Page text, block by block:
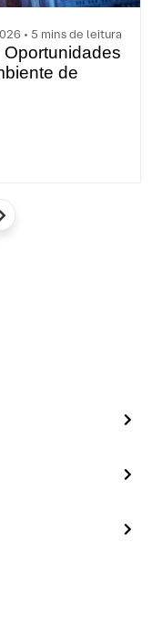
• 5 mins de leitura
de